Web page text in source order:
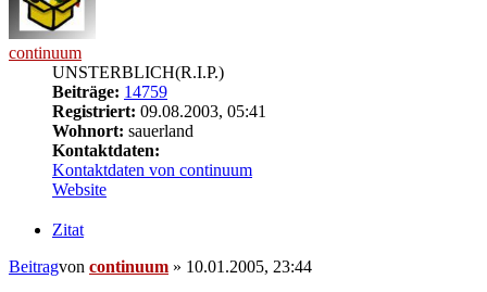
continuum
UNSTERBLICH(R.I.P.)
Beiträge: 14759
Registriert: 09.08.2003, 05:41
Wohnort: sauerland
Kontaktdaten:
Kontaktdaten von continuum
Website
Zitat
Beitragvon continuum » 10.01.2005, 23:44